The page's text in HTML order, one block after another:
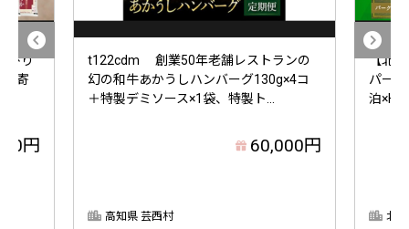
ぴり
り寄
円
t122cdm 創業50年老舗レストランの
幻の和牛あかうしハンバーグ130g×4コ
＋特製デミソース×1袋、特製ト...
60,000円
高知県 芸西村
【北
パー
泊
北